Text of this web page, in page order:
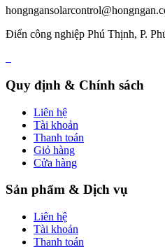
Điển công nghiệp Phú Thịnh, P.
Quy định & Chính sách
Liên hệ
Tài khoản
Thanh toán
Giỏ hàng
Cửa hàng
Sản phẩm & Dịch vụ
Liên hệ
Tài khoản
Thanh toán